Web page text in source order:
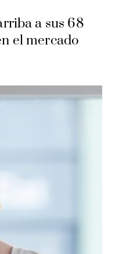
a sus 68
el mercado